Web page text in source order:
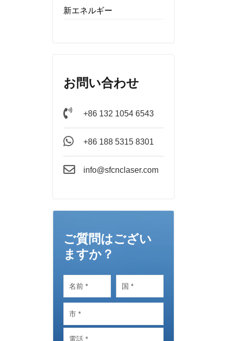
新エネルギー
お問い合わせ
+86 132 1054 6543
+86 188 5315 8301
info@sfcnclaser.com
ご質問はござい
ますか？